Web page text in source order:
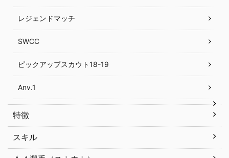
レジェンドマッチ
SWCC
ピックアップスカウト18-19
Anv.1
特徴
スキル